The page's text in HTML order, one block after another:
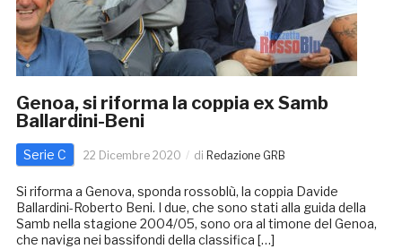
Genoa, si riforma la coppia ex Samb
Ballardini-Beni
Serie C 22 Dicembre 2020 di Redazione GRB
Si riforma a Genova, sponda rossoblù, la coppia Davide
Ballardini-Roberto Beni. I due, che sono stati alla guida della
Samb nella stagione 2004/05, sono ora al timone del Genoa,
che naviga nei bassifondi della classifica […]